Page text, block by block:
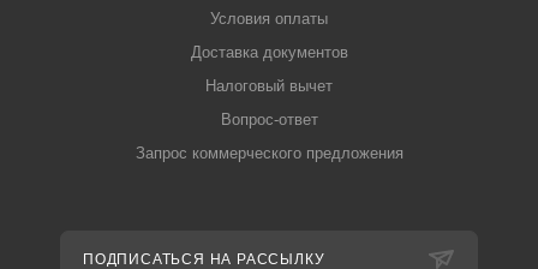
Условия оплаты
Доставка документов
Налоговый вычет
Вопрос-ответ
Запрос коммерческого предложения
ПОДПИСАТЬСЯ НА РАССЫЛКУ